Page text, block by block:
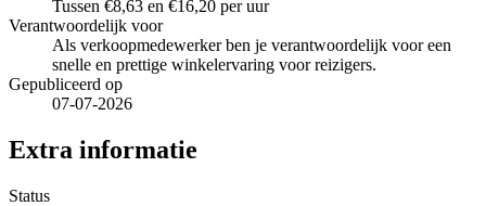
Tussen €8,63 en €16,20 per uur
Verantwoordelijk voor
Als verkoopmedewerker ben je verantwoordelijk voor een
snelle en prettige winkelervaring voor reizigers.
Gepubliceerd op
07-07-2026
Extra informatie
Status